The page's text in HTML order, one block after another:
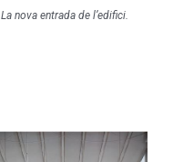
La nova entrada de l’edifici.